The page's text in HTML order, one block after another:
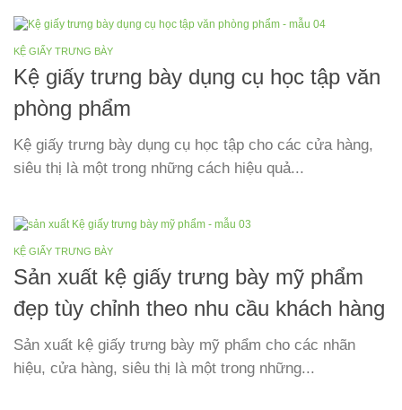
KỆ GIẤY TRƯNG BÀY
Kệ giấy trưng bày dụng cụ học tập văn
phòng phẩm
Kệ giấy trưng bày dụng cụ học tập cho các cửa hàng,
siêu thị là một trong những cách hiệu quả...
KỆ GIẤY TRƯNG BÀY
Sản xuất kệ giấy trưng bày mỹ phẩm
đẹp tùy chỉnh theo nhu cầu khách hàng
Sản xuất kệ giấy trưng bày mỹ phẩm cho các nhãn
hiệu, cửa hàng, siêu thị là một trong những...